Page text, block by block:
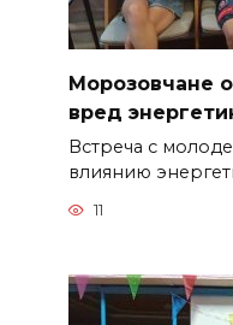
Морозовчане
вред
Встреча с
влиянию
11